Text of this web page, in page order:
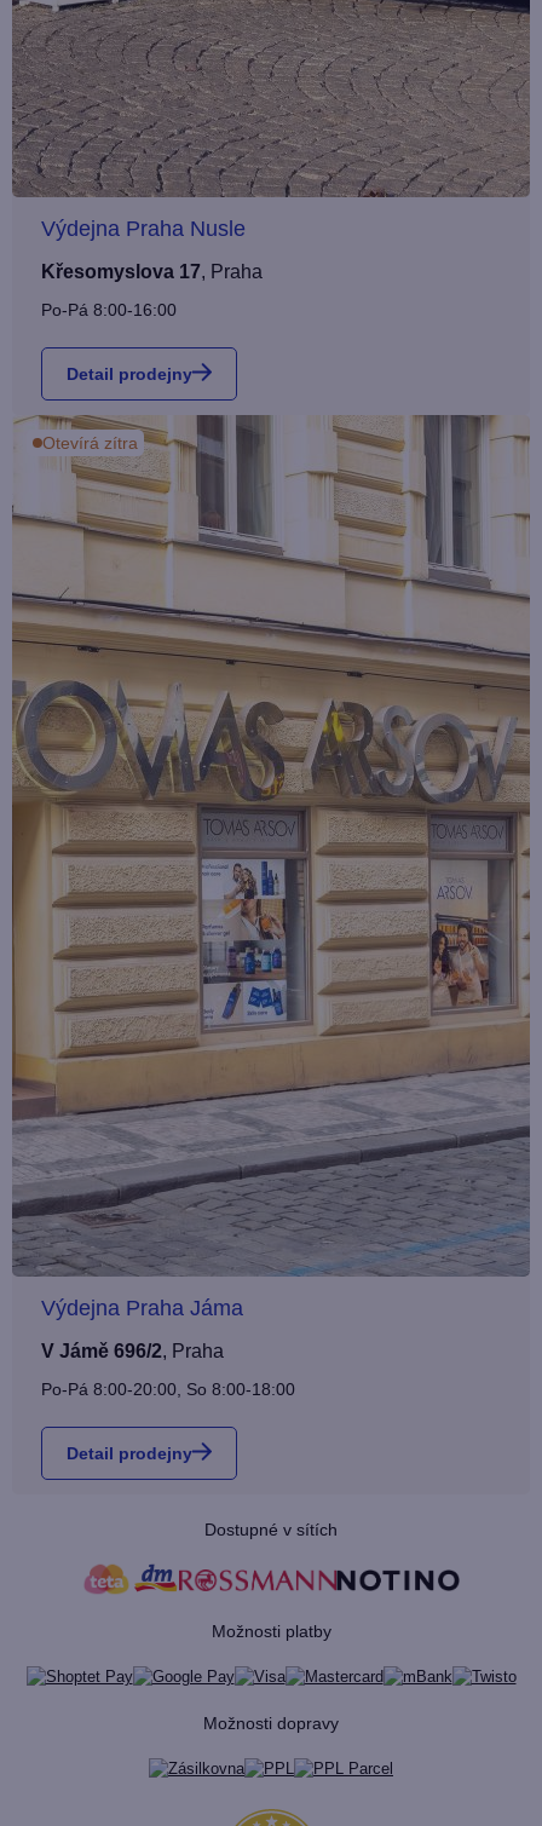
Výdejna Praha Nusle
Křesomyslova 17, Praha
Po-Pá 8:00-16:00
Detail prodejny
Otevírá zítra
Výdejna Praha Jáma
V Jámě 696/2, Praha
Po-Pá 8:00-20:00, So 8:00-18:00
Detail prodejny
Dostupné v sítích
Možnosti platby
Možnosti dopravy